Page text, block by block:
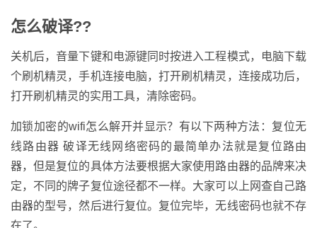
怎么破译??
关机后，音量下键和电源键同时按进入工程模式，电脑下载
个刷机精灵，手机连接电脑，打开刷机精灵，连接成功后，
打开刷机精灵的实用工具，清除密码。
加锁加密的wifi怎么解开并显示？有以下两种方法：复位无
线路由器 破译无线网络密码的最简单办法就是复位路由
器，但是复位的具体方法要根据大家使用路由器的品牌来决
定，不同的牌子复位途径都不一样。大家可以上网查自己路
由器的型号，然后进行复位。复位完毕，无线密码也就不存
在了。